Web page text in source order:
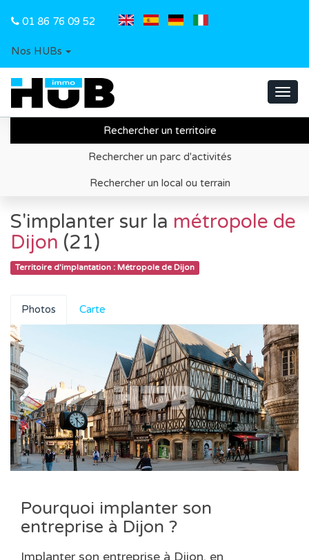
01 86 76 09 52
Nos HUBs
Rechercher un territoire
Rechercher un parc d'activités
Rechercher un local ou terrain
Recherche de territoire d'implantation
S'implanter sur la métropole de
Dijon (21)
Territoire d'implantation : Métropole de Dijon
Photos Carte
Pourquoi implanter son
entreprise à Dijon ?
Implanter son entreprise à Dijon, en